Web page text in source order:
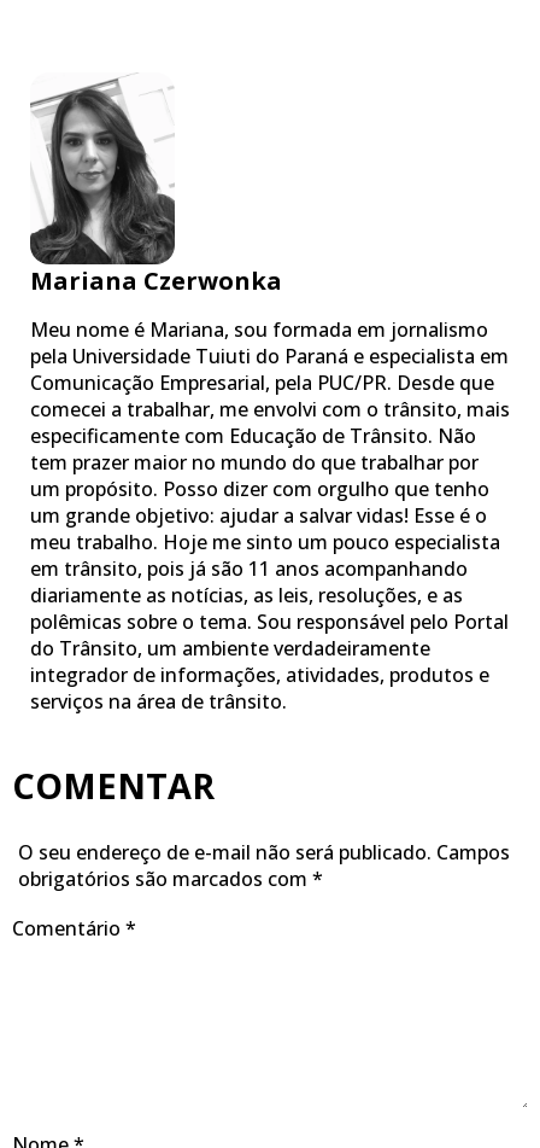
Mariana Czerwonka
Meu nome é Mariana, sou formada em jornalismo
pela Universidade Tuiuti do Paraná e especialista em
Comunicação Empresarial, pela PUC/PR. Desde que
comecei a trabalhar, me envolvi com o trânsito, mais
especificamente com Educação de Trânsito. Não
tem prazer maior no mundo do que trabalhar por
um propósito. Posso dizer com orgulho que tenho
um grande objetivo: ajudar a salvar vidas! Esse é o
meu trabalho. Hoje me sinto um pouco especialista
em trânsito, pois já são 11 anos acompanhando
diariamente as notícias, as leis, resoluções, e as
polêmicas sobre o tema. Sou responsável pelo Portal
do Trânsito, um ambiente verdadeiramente
integrador de informações, atividades, produtos e
serviços na área de trânsito.
COMENTAR
O seu endereço de e-mail não será publicado. Campos
obrigatórios são marcados com *
Comentário *